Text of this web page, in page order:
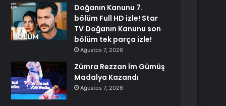
Doğanın Kanunu 7.
bölüm Full HD izle! Star
TV Doğanın Kanunu son
bölüm tek parça izle!
Ağustos 7, 2026
Zümra Rezzan İm Gümüş
Madalya Kazandı
Ağustos 7, 2026